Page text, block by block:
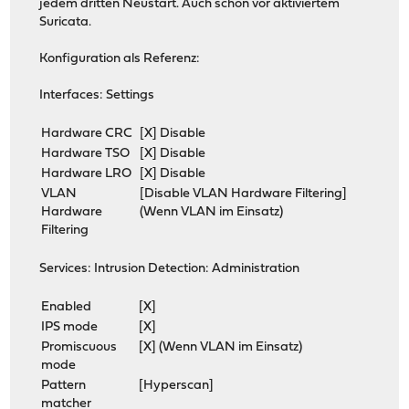
jedem dritten Neustart. Auch schon vor aktiviertem
Suricata.
Konfiguration als Referenz:
Interfaces: Settings
Hardware CRC
[X] Disable
Hardware TSO
[X] Disable
Hardware LRO
[X] Disable
VLAN
Hardware
Filtering
[Disable VLAN Hardware Filtering]
(Wenn VLAN im Einsatz)
Services: Intrusion Detection: Administration
Enabled
[X]
IPS mode
[X]
Promiscuous
mode
[X] (Wenn VLAN im Einsatz)
Pattern
matcher
[Hyperscan]